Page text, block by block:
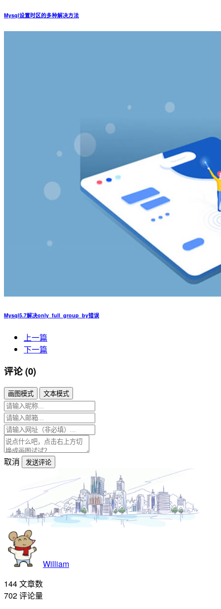
Mysql设置时区的多种解决方法
Mysql5.7解决only_full_group_by错误
上一篇
下一篇
评论 (0)
画图模式 文本模式
取消 发送评论
William
144文章数
702评论量